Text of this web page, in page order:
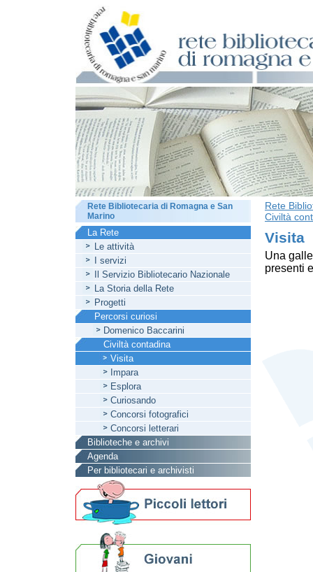
Rete
Civiltà
Visita
Una
presenti
Rete Bibliotecaria di Romagna e San
Marino
La Rete
Le attività
I servizi
Il Servizio Bibliotecario Nazionale
La Storia della Rete
Progetti
Percorsi curiosi
Domenico Baccarini
Civiltà contadina
Visita
Impara
Esplora
Curiosando
Concorsi fotografici
Concorsi letterari
Biblioteche e archivi
Agenda
Per bibliotecari e archivisti